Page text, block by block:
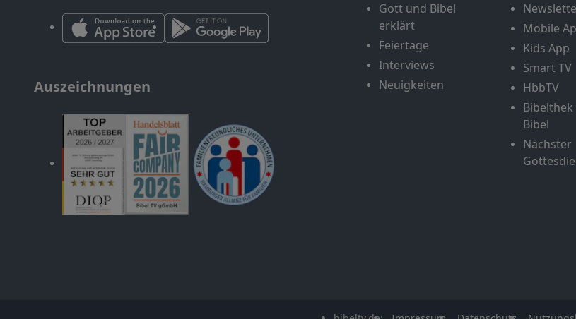
Auszeichnungen
Gott und Bibel
erklärt
Feiertage
Interviews
Neuigkeiten
Mobile
Kids App
Smart TV
HbbTV
Bibel
Nächster